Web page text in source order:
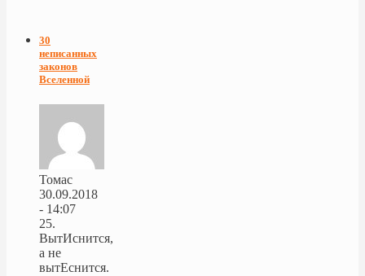
30
неписанных
законов
Вселенной
Томас
30.09.2018
- 14:07
25.
ВытИснится,
а не
вытЕснится.